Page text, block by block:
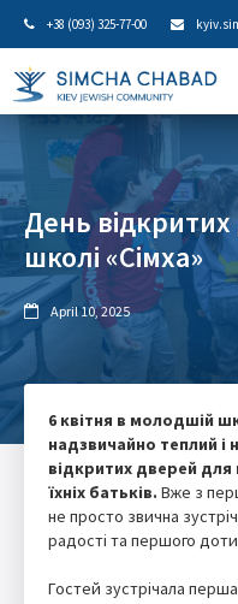
 +38 (093) 325-77-00 
День
школі «Сімха»
 April 10, 2025
6 квітня в молодшій
надзвичайно теплий і
відкритих дверей для
їхніх батьків. Вже з
не просто звична
радості та першого
Гостей зустрічала